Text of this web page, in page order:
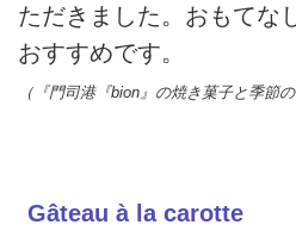
ただきました。おもてな
おすすめです。
（『門司港『bion』の焼き菓子と季節
Gâteau à la carotte